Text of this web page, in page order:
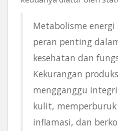
Metabolisme
peran penting
kesehatan dan
Kekurangan
mengganggu
kulit, memperburuk
inflamasi, dan